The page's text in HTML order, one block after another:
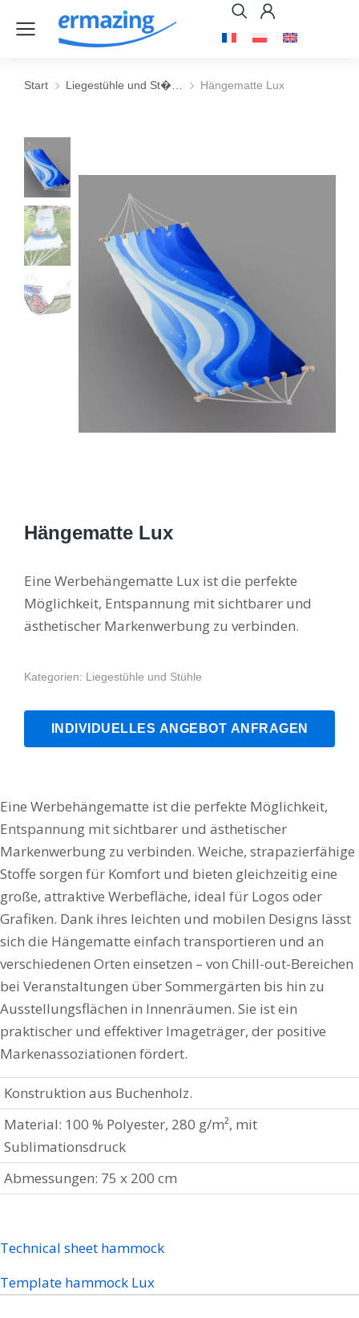
Sie befinden sich hier:
Start Liegestühle und St�… Hängematte Lux
Hängematte Lux
Eine Werbehängematte Lux ist die perfekte
Möglichkeit, Entspannung mit sichtbarer und
ästhetischer Markenwerbung zu verbinden.
Kategorien: Liegestühle und Stühle
INDIVIDUELLES ANGEBOT ANFRAGEN
Eine Werbehängematte ist die perfekte Möglichkeit,
Entspannung mit sichtbarer und ästhetischer
Markenwerbung zu verbinden. Weiche, strapazierfähige
Stoffe sorgen für Komfort und bieten gleichzeitig eine
große, attraktive Werbefläche, ideal für Logos oder
Grafiken. Dank ihres leichten und mobilen Designs lässt
sich die Hängematte einfach transportieren und an
verschiedenen Orten einsetzen – von Chill-out-Bereichen
bei Veranstaltungen über Sommergärten bis hin zu
Ausstellungsflächen in Innenräumen. Sie ist ein
praktischer und effektiver Imageträger, der positive
Markenassoziationen fördert.
Konstruktion aus Buchenholz.
Material: 100 % Polyester, 280 g/m², mit
Sublimationsdruck
Abmessungen: 75 x 200 cm
Technical sheet hammock
Template hammock Lux